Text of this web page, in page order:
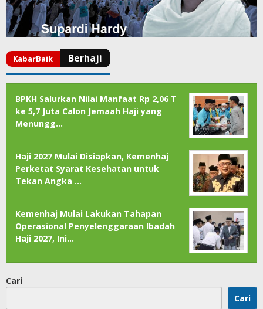
BPKH Salurkan Nilai Manfaat Rp 2,06 T
ke 5,7 Juta Calon Jemaah Haji yang
Menungg…
Haji 2027 Mulai Disiapkan, Kemenhaj
Perketat Syarat Kesehatan untuk
Tekan Angka …
Kemenhaj Mulai Lakukan Tahapan
Operasional Penyelenggaraan Ibadah
Haji 2027, Ini…
Cari
Cari